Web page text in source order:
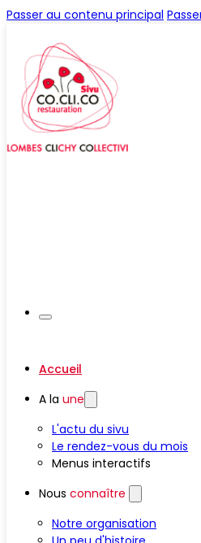
Passer au contenu principal
Accueil
A la une
L'actu du sivu
Le rendez-vous du mois
Menus interactifs
Nous connaître
Notre organisation